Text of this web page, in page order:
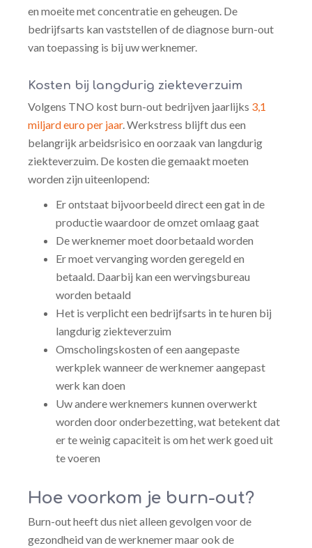
en moeite met concentratie en geheugen. De
bedrijfsarts kan vaststellen of de diagnose burn-out
van toepassing is bij uw werknemer.
Kosten bij langdurig ziekteverzuim
Volgens TNO kost burn-out bedrijven jaarlijks 3,1
miljard euro per jaar. Werkstress blijft dus een
belangrijk arbeidsrisico en oorzaak van langdurig
ziekteverzuim. De kosten die gemaakt moeten
worden zijn uiteenlopend:
Er ontstaat bijvoorbeeld direct een gat in de
productie waardoor de omzet omlaag gaat
De werknemer moet doorbetaald worden
Er moet vervanging worden geregeld en
betaald. Daarbij kan een wervingsbureau
worden betaald
Het is verplicht een bedrijfsarts in te huren bij
langdurig ziekteverzuim
Omscholingskosten of een aangepaste
werkplek wanneer de werknemer aangepast
werk kan doen
Uw andere werknemers kunnen overwerkt
worden door onderbezetting, wat betekent dat
er te weinig capaciteit is om het werk goed uit
te voeren
Hoe voorkom je burn-out?
Burn-out heeft dus niet alleen gevolgen voor de
gezondheid van de werknemer maar ook de